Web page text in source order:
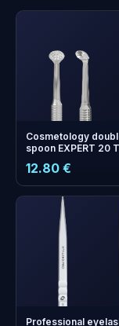
Cosmetology
spoon EXPERT 20
19 holes)
12.80 €
Professional